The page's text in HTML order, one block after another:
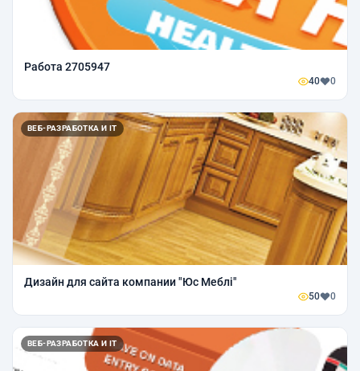
Работа 2705947
40 0
ВЕБ-РАЗРАБОТКА И IT
Дизайн для сайта компании "Юс Меблi"
50 0
ВЕБ-РАЗРАБОТКА И IT